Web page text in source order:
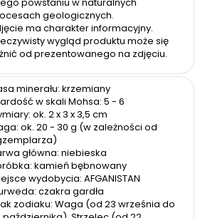
geologicznych.
ma charakter informacyjny.
wygląd produktu może się
od prezentowanego na zdjęciu.
minerału: krzemiany
w skali Mohsa: 5 - 6
ok. 2 x 3 x 3,5 cm
ok. 20 - 30 g (w zależności od
główna: niebieska
kamień bębnowany
wydobycia: AFGANISTAN
czakra gardła
zodiaku: Waga (od 23 września do